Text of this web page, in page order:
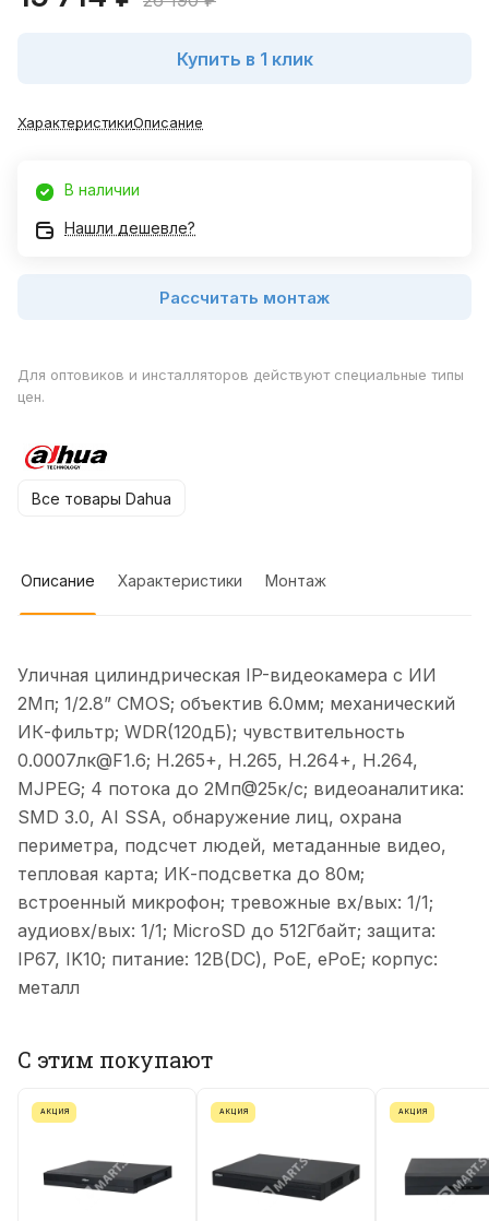
Купить в 1 клик
ХарактеристикиОписание
В наличии
Нашли дешевле?
Рассчитать монтаж
Для оптовиков и инсталляторов действуют специальные типы
цен.
Все товары Dahua
Описание Характеристики Монтаж
Уличная цилиндрическая IP-видеокамера с ИИ
2Мп; 1/2.8” CMOS; объектив 6.0мм; механический
ИК-фильтр; WDR(120дБ); чувствительность
0.0007лк@F1.6; H.265+, H.265, H.264+, H.264,
MJPEG; 4 потока до 2Мп@25к/с; видеоаналитика:
SMD 3.0, AI SSA, обнаружение лиц, охрана
периметра, подсчет людей, метаданные видео,
тепловая карта; ИК-подсветка до 80м;
встроенный микрофон; тревожные вх/вых: 1/1;
аудиовх/вых: 1/1; MicroSD до 512Гбайт; защита:
IP67, IK10; питание: 12В(DC), PoE, ePoE; корпус:
металл
С этим покупают
АКЦИЯ АКЦИЯ АКЦИЯ